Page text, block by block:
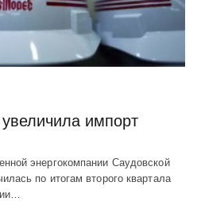
импорт
энергокомпании Саудовской
по итогам второго квартала